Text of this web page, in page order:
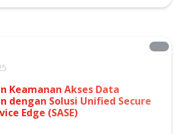
Keamanan Akses Data
dengan Solusi Unified Secure
Edge (SASE)